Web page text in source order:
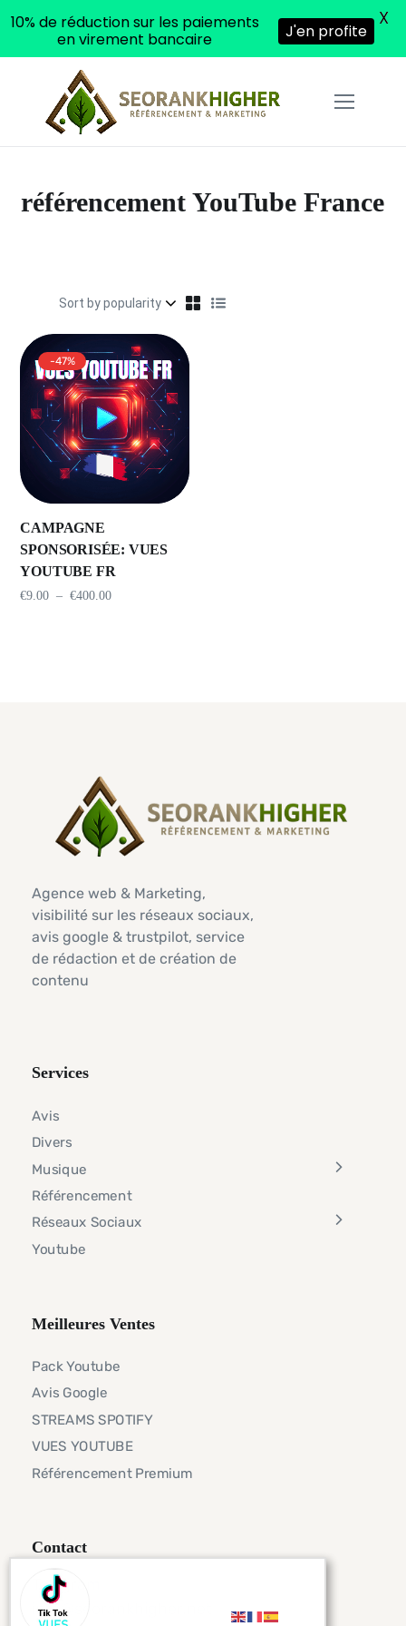
référencement YouTube France
-47%
CAMPAGNE
SPONSORISÉE: VUES
YOUTUBE FR
€9.00 – €400.00
Agence web & Marketing,
visibilité sur les réseaux sociaux,
avis google & trustpilot, service
de rédaction et de création de
contenu
Services
Avis
Divers
Musique
Référencement
Réseaux Sociaux
Youtube
Meilleures Ventes
Pack Youtube
Avis Google
STREAMS SPOTIFY
VUES YOUTUBE
Référencement Premium
Contact
Telegram
info@seorankhigher.net
10% de réduction sur les paiements
en virement bancaire
J'en profite
X